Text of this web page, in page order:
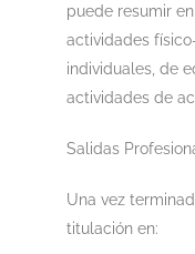
puede resumir
actividades
individuales, de
actividades de
Salidas
Una vez
titulación en: